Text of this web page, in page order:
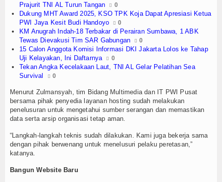
Politik
Seni & Budaya
Sorot
Tauziah
Tokoh
Wisata
TV
Channel
Prajurit TNI AL Turun Tangan
0
Dukung MHT Award 2025, KSO TPK Koja Dapat Apresiasi Ketua
PWI Jaya Kesit Budi Handoyo
0
KM Anugrah Indah-18 Terbakar di Perairan Sumbawa, 1 ABK
Tewas Dievakusi Tim SAR Gabungan
0
15 Calon Anggota Komisi Informasi DKI Jakarta Lolos ke Tahap
Uji Kelayakan, Ini Daftarnya
0
Tekan Angka Kecelakaan Laut, TNI AL Gelar Pelatihan Sea
Survival
0
Menurut Zulmansyah, tim Bidang Multimedia dan IT PWI Pusat
bersama pihak penyedia layanan hosting sudah melakukan
penelusuran untuk mengetahui sumber serangan dan memastikan
data serta arsip organisasi tetap aman.
“Langkah-langkah teknis sudah dilakukan. Kami juga bekerja sama
dengan pihak berwenang untuk menelusuri pelaku peretasan,”
katanya.
Bangun Website Baru